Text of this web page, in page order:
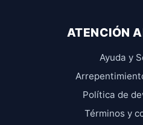
ATENCIÓN
Ayuda y
Política de
Términos y